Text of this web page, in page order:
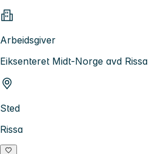
Arbeidsgiver
Eiksenteret Midt-Norge avd Rissa
Sted
Rissa